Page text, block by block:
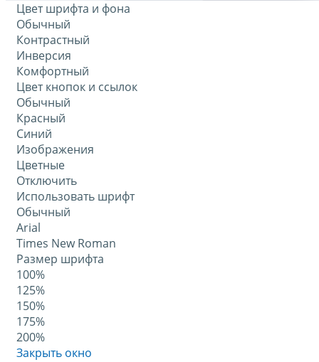
Цвет шрифта и фона
Обычный
Контрастный
Инверсия
Комфортный
Цвет кнопок и ссылок
Обычный
Красный
Синий
Изображения
Цветные
Отключить
Использовать шрифт
Обычный
Arial
Times New Roman
Размер шрифта
100%
125%
150%
175%
200%
Закрыть окно